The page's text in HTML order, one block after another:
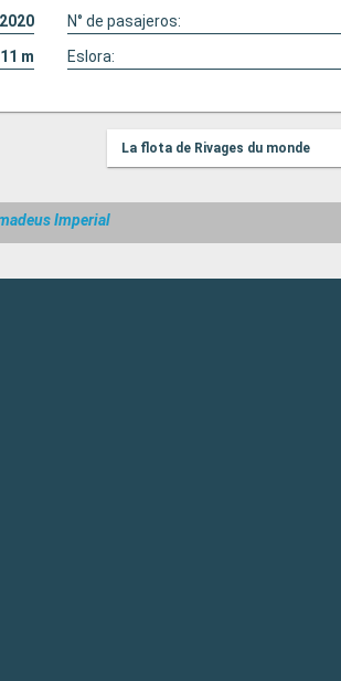
2020 N° de pasajeros:
11 m Eslora:
La flota de Rivages du monde
Imperial